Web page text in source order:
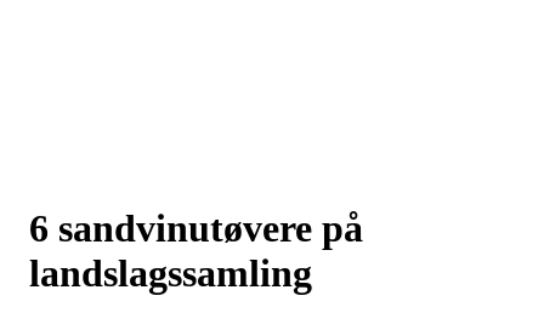
6 sandvinutøvere på
landslagssamling